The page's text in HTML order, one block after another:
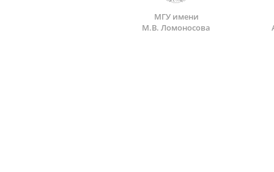
МГУ имени
М.В. Ломоносова